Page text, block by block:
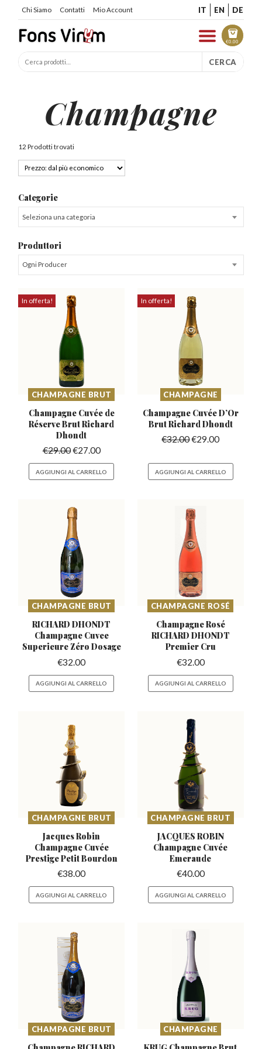
Chi Siamo Contatti Mio Account IT EN DE
€0.00
CERCA
Champagne
12 Prodotti trovati
Categorie
Seleziona una categoria
Produttori
Ogni Producer
In offerta!
CHAMPAGNE BRUT
Champagne Cuvée de
RéserveBrut Richard
Dhondt
€29.00€27.00
AGGIUNGI AL CARRELLO
In offerta!
CHAMPAGNE
Champagne Cuvée D’Or
Brut Richard Dhondt
€32.00€29.00
AGGIUNGI AL CARRELLO
CHAMPAGNE BRUT
RICHARD DHONDT
Champagne Cuvee
Superieure Zéro Dosage
€32.00
AGGIUNGI AL CARRELLO
CHAMPAGNE ROSÉ
Champagne Rosé
RICHARD DHONDT
Premier Cru
€32.00
AGGIUNGI AL CARRELLO
CHAMPAGNE BRUT
Jacques Robin
Champagne Cuvée
Prestige Petit Bourdon
€38.00
AGGIUNGI AL CARRELLO
CHAMPAGNE BRUT
JACQUES ROBIN
Champagne Cuvée
Emeraude
€40.00
AGGIUNGI AL CARRELLO
CHAMPAGNE BRUT CHAMPAGNE